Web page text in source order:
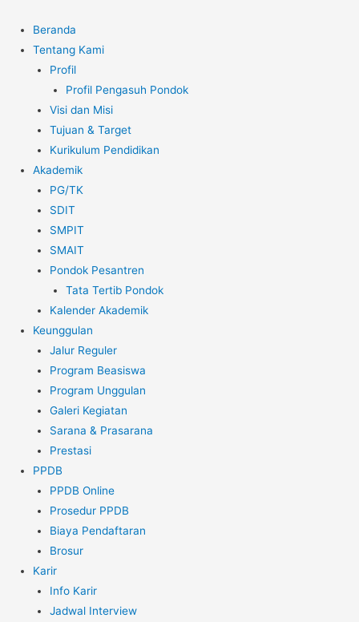
Beranda
Tentang Kami
Profil
Profil Pengasuh Pondok
Visi dan Misi
Tujuan & Target
Kurikulum Pendidikan
Akademik
PG/TK
SDIT
SMPIT
SMAIT
Pondok Pesantren
Tata Tertib Pondok
Kalender Akademik
Keunggulan
Jalur Reguler
Program Beasiswa
Program Unggulan
Galeri Kegiatan
Sarana & Prasarana
Prestasi
PPDB
PPDB Online
Prosedur PPDB
Biaya Pendaftaran
Brosur
Karir
Info Karir
Jadwal Interview